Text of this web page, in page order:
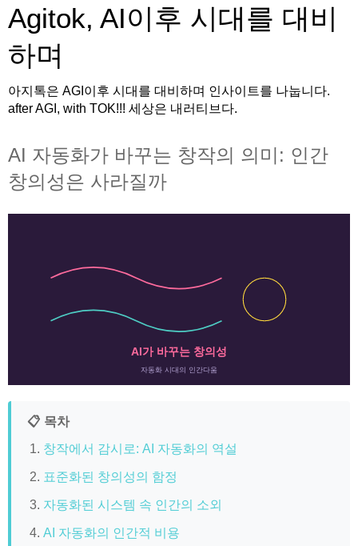
Agitok, AI이후 시대를 대비
하며
아지톡은 AGI이후 시대를 대비하며 인사이트를 나눕니다.
after AGI, with TOK!!! 세상은 내러티브다.
AI 자동화가 바꾸는 창작의 의미: 인간
창의성은 사라질까
AI가 바꾸는 창의성
자동화 시대의 인간다움
📋 목차
창작에서 감시로: AI 자동화의 역설
표준화된 창의성의 함정
자동화된 시스템 속 인간의 소외
AI 자동화의 인간적 비용